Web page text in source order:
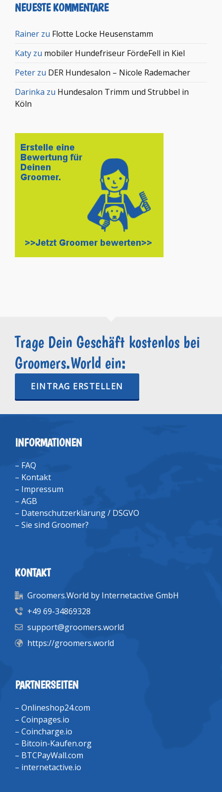
NEUESTE KOMMENTARE
Rainer zu Flotte Locke Heusenstamm
Katy zu mobiler Hundefriseur FördeFell in Kiel
Peter zu DER Hundesalon – Nicole Rademacher
Darinka zu Hundesalon Trimm und Strubbel in
Köln
Trage Dein Geschäft kostenlos bei
Groomers.World ein:
EINTRAG ERSTELLEN
INFORMATIONEN
– FAQ
– Kontakt
– Impressum
– AGB
– Datenschutzerklärung / DSGVO
– Sie sind Groomer?
KONTAKT
Groomers.World by Internetactive GmbH
+49 69-34869328
support@groomers.world
https://groomers.world
PARTNERSEITEN
– Onlineshop24.com
– Coinpages.io
– Coincharge.io
– Bitcoin-Kaufen.org
– BTCPayWall.com
– internetactive.io